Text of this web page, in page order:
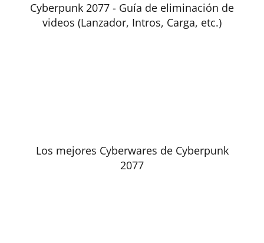
Cyberpunk 2077 - Guía de eliminación de
videos (Lanzador, Intros, Carga, etc.)
Los mejores Cyberwares de Cyberpunk
2077